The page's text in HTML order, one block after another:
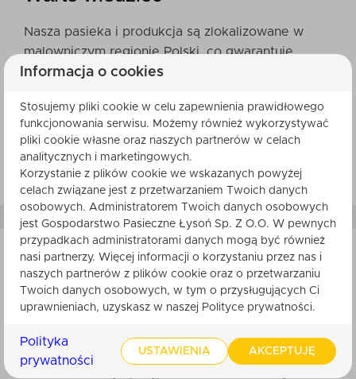
Nasza pasieka i produkcja są zlokalizowane w
malowniczym regionie Polski, co gwarantuje
najwyższą jakość surowców. Kontrolujemy cały
przez produkcję czekolady, aż po pakowanie, aby
zapewnić, że nasze produkty spełniają najwyższe
standardy jakości. Wszystkie nasze produkty są
etyczne i nie są testowane na zwierzętach.
SKŁADNIKI
czekolada ciemna: [miazga kakaowa (minimum
72%), cukier, tłuszcz kakaowy, emulgator: lecytyny
[SOJA], naturalny aromat waniliowy], ORZECHY
Informacja o cookies
Stosujemy pliki cookie w celu zapewnienia prawidłowego
funkcjonowania serwisu. Możemy również wykorzystywać
pliki cookie własne oraz naszych partnerów w celach
analitycznych i marketingowych.
Korzystanie z plików cookie we wskazanych powyżej
celach związane jest z przetwarzaniem Twoich danych
osobowych. Administratorem Twoich danych osobowych
jest Gospodarstwo Pasieczne Łysoń Sp. Z O.O. W pewnych
przypadkach administratorami danych mogą być również
nasi partnerzy. Więcej informacji o korzystaniu przez nas i
naszych partnerów z plików cookie oraz o przetwarzaniu
Twoich danych osobowych, w tym o przysługujących Ci
uprawnieniach, uzyskasz w naszej Polityce prywatności.
Polityka
prywatności
USTAWIENIA AKCEPTUJĘ